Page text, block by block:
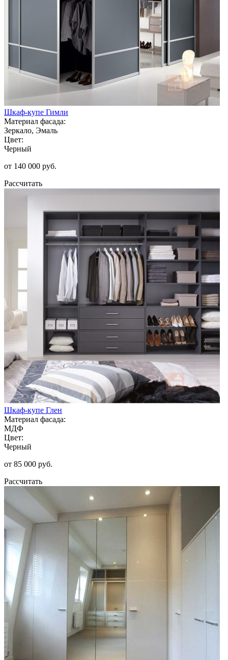
Шкаф-купе Гимли
Материал фасада:
Зеркало, Эмаль
Цвет:
Черный
от 140 000 руб.
Рассчитать
Шкаф-купе Глен
Материал фасада:
МДФ
Цвет:
Черный
от 85 000 руб.
Рассчитать